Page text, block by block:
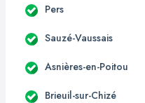
Pers
Sauzé-Vaussais
Asnières-en-Poitou
Brieuil-sur-Chizé